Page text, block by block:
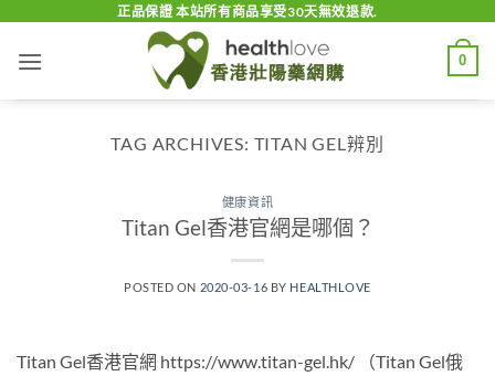
content
正品保證 本站所有商品享受30天無效退款.
0
TAG ARCHIVES: TITAN GEL辨別
健康資訊
Titan Gel香港官網是哪個？
POSTED ON 2020-03-16 BY HEALTHLOVE
Titan Gel香港官網 https://www.titan-gel.hk/ （Titan Gel俄